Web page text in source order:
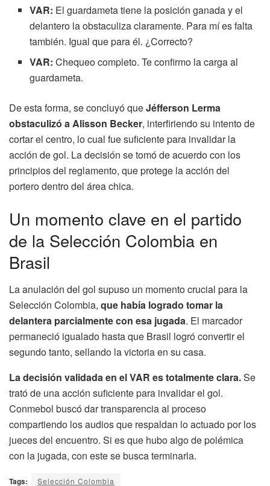
VAR: El guardameta tiene la posición ganada y el
delantero la obstaculiza claramente. Para mí es falta
también. Igual que para él. ¿Correcto?
VAR: Chequeo completo. Te confirmo la carga al
guardameta.
De esta forma, se concluyó queJéfferson Lerma
obstaculizó a Alisson Becker, interfiriendo su intento de
cortar el centro, lo cual fue suficiente para invalidar la
acción de gol. La decisión se tomó de acuerdo con los
principios del reglamento, que protege la acción del
portero dentro del área chica.
Un momento clave en el partido
de la Selección Colombia en
Brasil
La anulación del gol supuso un momento crucial para la
Selección Colombia, que había logrado tomar la
delantera parcialmente con esa jugada. El marcador
permaneció igualado hasta que Brasil logró convertir el
segundo tanto, sellando la victoria en su casa.
La decisión validada en el VAR es totalmente clara.Se
trató de una acción suficiente para invalidar el gol.
Conmebol buscó dar transparencia al proceso
compartiendo los audios que respaldan lo actuado por los
jueces del encuentro. Si es que hubo algo de polémica
con la jugada, con este se busca terminarla.
Tags: Selección Colombia